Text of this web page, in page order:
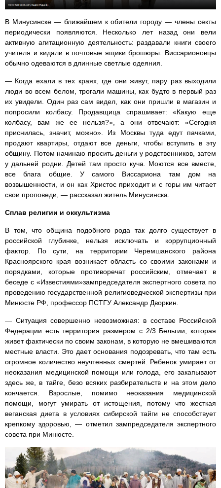
В Минусинске — ближайшем к обители городу — члены секты
периодически появляются. Несколько лет назад они вели
активную агитационную деятельность: раздавали книги своего
учителя и кидали в почтовые ящики брошюры. Виссарионовцы
обычно одеваются в длинные светлые одеяния.
— Когда ехали в тех краях, где они живут, пару раз выходили
люди во всем белом, трогали машины, как будто в первый раз
их увидели. Один раз сам видел, как они пришли в магазин и
попросили колбасу. Продавщица спрашивает: «Какую еще
колбасу, вам же ее нельзя?», а они отвечают: «Сегодня
приснилась, значит, можно». Из Москвы туда едут пачками,
продают квартиры, отдают все деньги, чтобы вступить в эту
общину. Потом начинаю просить деньги у родственников, затем
у дальней родни. Детей там просто куча. Моются все вместе,
все блага общие. У самого Виссариона там дом на
возвышенности, и он как Христос приходит и с горы им читает
свои проповеди, — рассказал житель Минусинска.
Сплав религии и оккультизма
В том, что община подобного рода так долго существует в
российской глубинке, нельзя исключать и коррупционный
фактор. По сути, на территории Черемшанского района
Красноярского края возникает область со своими законами и
порядками, которые противоречат российским, отмечает в
беседе с «Известиями»зампредседателя экспертного совета по
проведению государственной религиоведческой экспертизы при
Минюсте РФ, профессор ПСТГУ Александр Дворкин.
— Ситуация совершенно невозможная: в составе Российской
Федерации есть территория размером с 2/3 Бельгии, которая
живет фактически по своим законам, в которую не вмешиваются
местные власти. Это дает основания подозревать, что там есть
огромное количество неучтенных смертей. Ребенок умирает от
неоказания медицинской помощи или голода, его закапывают
здесь же, в тайге, безо всяких разбирательств и на этом дело
кончается. Взрослые, помимо неоказания медицинской
помощи, могут умирать от истощения, потому что жесткая
веганская диета в условиях сибирской тайги не способствует
крепкому здоровью, — отметил зампредседателя экспертного
совета при Минюсте.